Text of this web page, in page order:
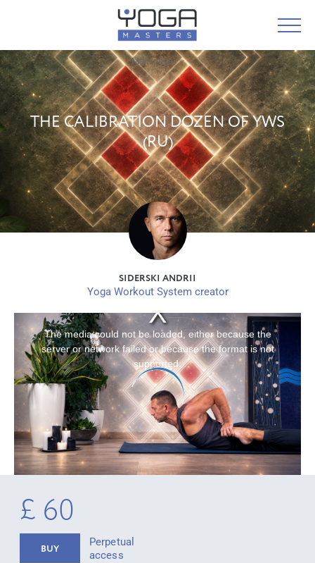
Main page
THE CALIBRATION DOZEN OF YWS
(RU)
SIDERSKI ANDRII
Yoga Workout System creator
The media could not be loaded, either because the
server or network failed or because the format is not
supported.
£ 60
BUY
Perpetual
access